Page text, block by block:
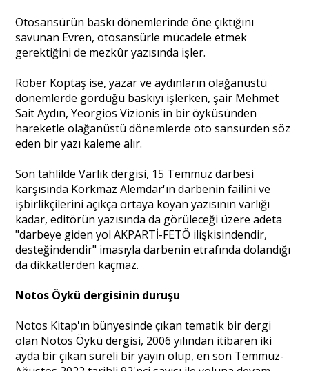
Otosansürün baskı dönemlerinde öne çıktığını
savunan Evren, otosansürle mücadele etmek
gerektiğini de mezkûr yazısında işler.
Rober Koptaş ise, yazar ve aydınların olağanüstü
dönemlerde gördüğü baskıyı işlerken, şair Mehmet
Sait Aydın, Yeorgios Vizionis'in bir öyküsünden
hareketle olağanüstü dönemlerde oto sansürden söz
eden bir yazı kaleme alır.
Son tahlilde Varlık dergisi, 15 Temmuz darbesi
karşısında Korkmaz Alemdar'ın darbenin failini ve
işbirlikçilerini açıkça ortaya koyan yazısının varlığı
kadar, editörün yazısında da görüleceği üzere adeta
"darbeye giden yol AKPARTİ-FETÖ ilişkisindendir,
desteğindendir" imasıyla darbenin etrafında dolandığı
da dikkatlerden kaçmaz.
Notos Öykü dergisinin duruşu
Notos Kitap'ın bünyesinde çıkan tematik bir dergi
olan Notos Öykü dergisi, 2006 yılından itibaren iki
ayda bir çıkan süreli bir yayın olup, en son Temmuz-